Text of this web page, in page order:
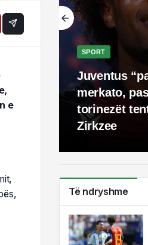
e
SPORT
Juventus
merkato,
torinezët
Zirkzee
Të ndryshme